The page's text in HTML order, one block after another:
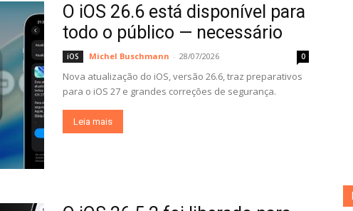
O iOS 26.6 está disponível para
todo o público — necessário
iOS Michel Buschmann - 28/07/2026 0
Nova atualização do iOS, versão 26.6, traz preparativos
para o iOS 27 e grandes correções de segurança.
Leia mais